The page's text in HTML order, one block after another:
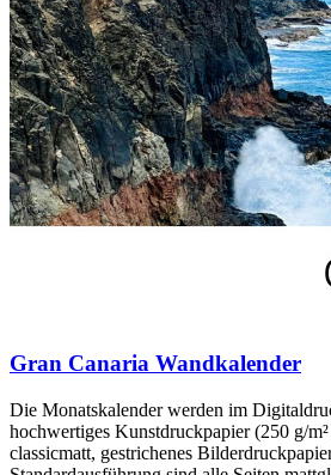
Gran Canaria Wandkalender
Die Monatskalender werden im
hochwertiges Kunstdruckpapier (250 g/
classicmatt, gestrichenes